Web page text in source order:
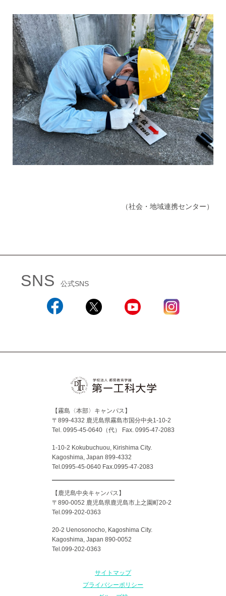
（社会・地域連携センター）
SNS 公式SNS
【霧島〈本部〉キャンパス】
〒899-4332 鹿児島県霧島市国分中央1-10-2
Tel. 0995-45-0640（代）
Fax. 0995-47-2083
1-10-2 Kokubuchuou, Kirishima City.
Kagoshima, Japan 899-4332
Tel.0995-45-0640 Fax.0995-47-2083
【鹿児島中央キャンパス】
〒890-0052 鹿児島県鹿児島市上之園町20-2
Tel.099-202-0363
20-2 Uenosonocho, Kagoshima City.
Kagoshima, Japan 890-0052
Tel.099-202-0363
サイトマップ
プライバシーポリシー